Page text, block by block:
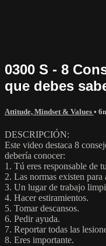
0300 S - 8
que debes
Attitude, Mindset & Values •
DESCRIPCIÓN:
Este video destaca 8
debería conocer:
1. Tú eres responsable de
2. Las normas existen para
3. Un lugar de trabajo
4. Hacer estiramientos.
5. Tomar descansos.
6. Pedir ayuda.
7. Reportar todas las
8. Eres importante.